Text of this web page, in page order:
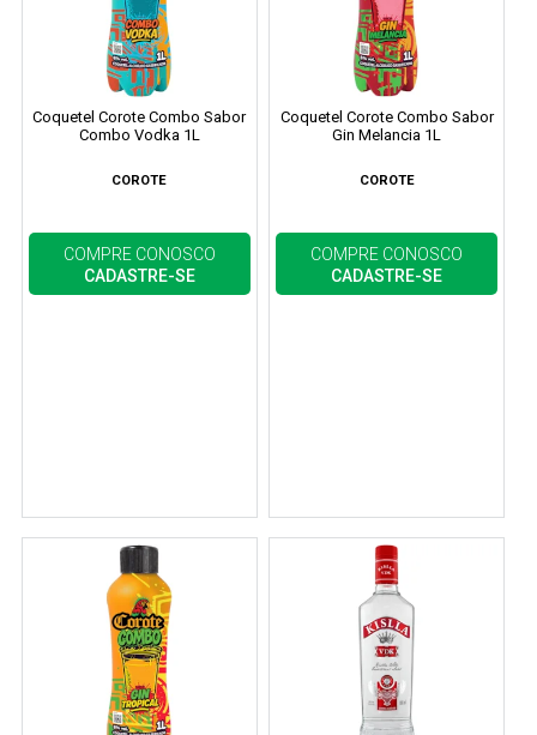
Coquetel Corote Combo Sabor
Combo Vodka 1L
COROTE
COMPRE CONOSCO
CADASTRE-SE
Coquetel Corote Combo Sabor
Gin Melancia 1L
COROTE
COMPRE CONOSCO
CADASTRE-SE